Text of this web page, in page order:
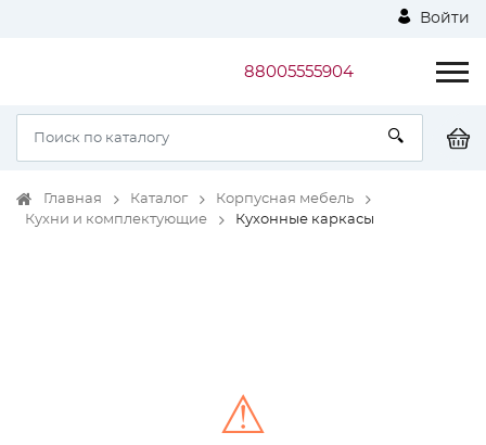
Войти
88005555904
Главная Каталог
Корпусная мебель
Кухни и комплектующие
Кухонные каркасы
⚠